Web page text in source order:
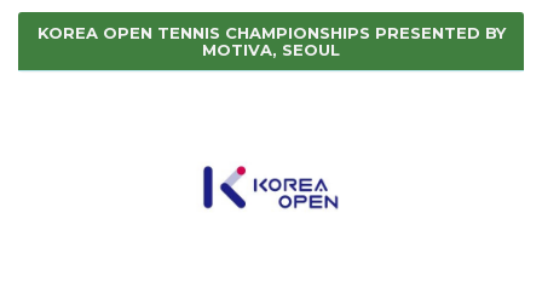
KOREA OPEN TENNIS CHAMPIONSHIPS PRESENTED BY
MOTIVA, SEOUL